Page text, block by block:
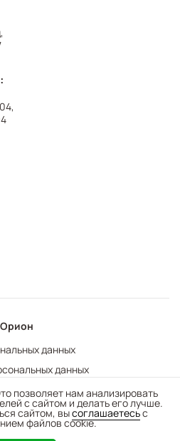
позволяет нам анализировать
с сайтом и делать его лучше.
сайтом, высоглашаетесьс
файлов cookie.
В корзину
,
Орион
данных
данных